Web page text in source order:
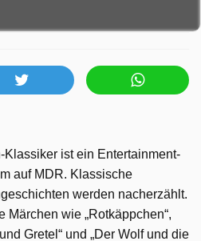
Klassiker ist ein Entertainment-
auf MDR. Klassische
werden nacherzählt.
Märchen wie „Rotkäppchen“,
Gretel“ und „Der Wolf und die